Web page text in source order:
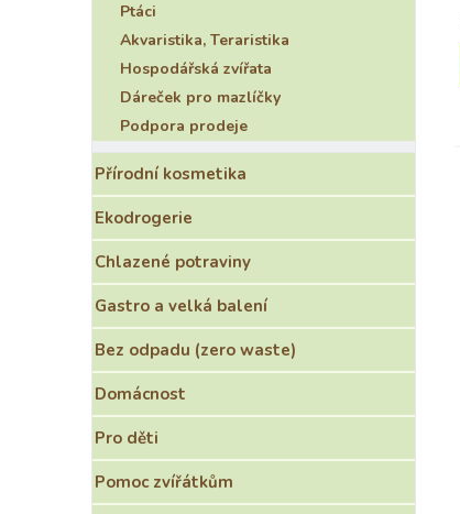
Ptáci
Akvaristika, Teraristika
Hospodářská zvířata
Dáreček pro mazlíčky
Podpora prodeje
Přírodní kosmetika
Ekodrogerie
Chlazené potraviny
Gastro a velká balení
Bez odpadu (zero waste)
Domácnost
Pro děti
Pomoc zvířátkům